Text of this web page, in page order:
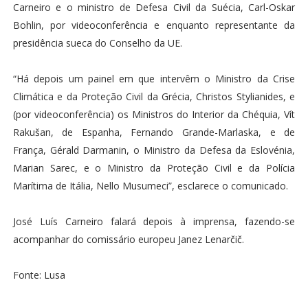
Carneiro e o ministro de Defesa Civil da Suécia, Carl-Oskar
Bohlin, por videoconferência e enquanto representante da
presidência sueca do Conselho da UE.
“Há depois um painel em que intervêm o Ministro da Crise
Climática e da Proteção Civil da Grécia, Christos Stylianides, e
(por videoconferência) os Ministros do Interior da Chéquia, Vít
Rakušan, de Espanha, Fernando Grande-Marlaska, e de
França, Gérald Darmanin, o Ministro da Defesa da Eslovénia,
Marian Sarec, e o Ministro da Proteção Civil e da Polícia
Marítima de Itália, Nello Musumeci”, esclarece o comunicado.
José Luís Carneiro falará depois à imprensa, fazendo-se
acompanhar do comissário europeu Janez Lenarčič.
Fonte: Lusa